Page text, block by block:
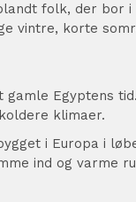
folk, der bor
vintre, korte
Egyptens
klimaer.
i Europa i
ind og varme